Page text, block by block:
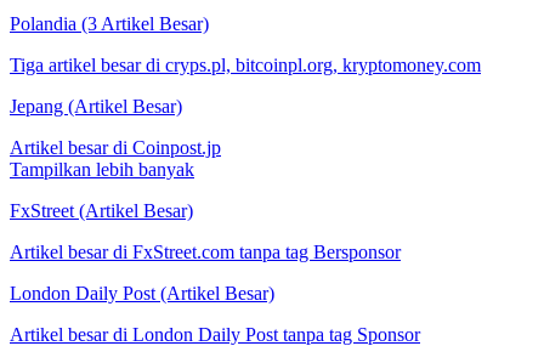
Polandia (3 Artikel Besar)
Tiga artikel besar di cryps.pl, bitcoinpl.org, kryptomoney.com
Jepang (Artikel Besar)
Artikel besar di Coinpost.jp
Tampilkan lebih banyak
FxStreet (Artikel Besar)
Artikel besar di FxStreet.com tanpa tag Bersponsor
London Daily Post (Artikel Besar)
Artikel besar di London Daily Post tanpa tag Sponsor